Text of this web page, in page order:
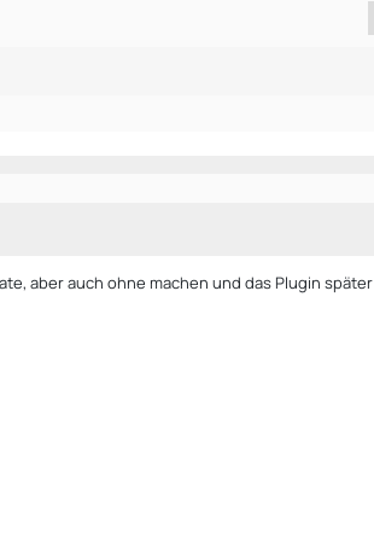
aber auch ohne machen und das Plugin später